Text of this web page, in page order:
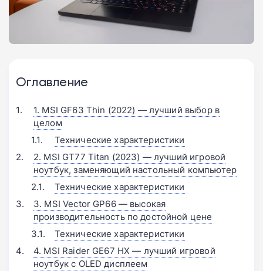
Оглавление
1. MSI GF63 Thin (2022) — лучший выбор в
целом
Технические характеристики
2. MSI GT77 Titan (2023) — лучший игровой
ноутбук, заменяющий настольный компьютер
Технические характеристики
3. MSI Vector GP66 — высокая
производительность по достойной цене
Технические характеристики
4. MSI Raider GE67 HX — лучший игровой
ноутбук с OLED дисплеем